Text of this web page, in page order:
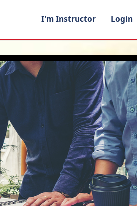
I'm Instructor Login